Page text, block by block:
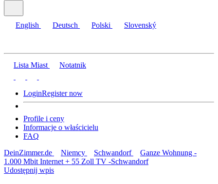
English Deutsch Polski Slovenský
Lista Miast Notatnik
LoginRegister now
Profile i ceny
Informacje o właścicielu
FAQ
DeinZimmer.de
Niemcy Schwandorf
Ganze Wohnung -
1.000 Mbit Internet + 55 Zoll TV -Schwandorf
Udostępnij wpis